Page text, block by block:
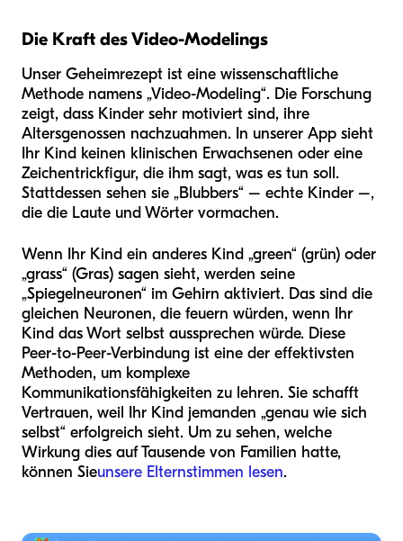
Die Kraft des Video-Modelings
Unser Geheimrezept ist eine wissenschaftliche
Methode namens „Video-Modeling“. Die Forschung
zeigt, dass Kinder sehr motiviert sind, ihre
Altersgenossen nachzuahmen. In unserer App sieht
Ihr Kind keinen klinischen Erwachsenen oder eine
Zeichentrickfigur, die ihm sagt, was es tun soll.
Stattdessen sehen sie „Blubbers“ – echte Kinder –,
die die Laute und Wörter vormachen.
Wenn Ihr Kind ein anderes Kind „green“ (grün) oder
„grass“ (Gras) sagen sieht, werden seine
„Spiegelneuronen“ im Gehirn aktiviert. Das sind die
gleichen Neuronen, die feuern würden, wenn Ihr
Kind das Wort selbst aussprechen würde. Diese
Peer-to-Peer-Verbindung ist eine der effektivsten
Methoden, um komplexe
Kommunikationsfähigkeiten zu lehren. Sie schafft
Vertrauen, weil Ihr Kind jemanden „genau wie sich
selbst“ erfolgreich sieht. Um zu sehen, welche
Wirkung dies auf Tausende von Familien hatte,
können Sieunsere Elternstimmen lesen.